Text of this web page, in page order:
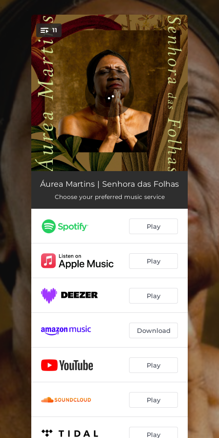
You're all set!
11
O Ramo / Incelença da Chuva 03:15
Prece do Ó / Ausência 04:42
A Rezadeira / Citação: Relampiano 06:02
Folha Miúda / Menino do Samburá 04:02
Ponto das Caboclas 03:53
Araruna / Poema: Vô Madeira 04:40
Me Curar de Mim 04:46
03:40
Banho de Manjericão (Faixa Bônus) 03:06
Áurea Martins | Senhora das Folhas
Choose your preferred music service
Play
Play
Play
Download
Play
Play
Play